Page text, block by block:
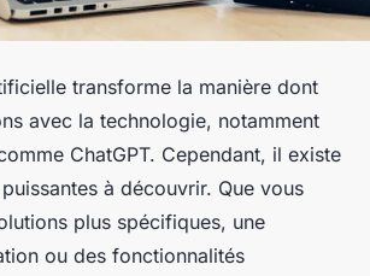
transforme la manière dont
avec la technologie, notamment
ChatGPT. Cependant, il existe
à découvrir. Que vous
plus spécifiques, une
ou des fonctionnalités